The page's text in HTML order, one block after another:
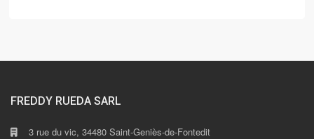
FREDDY RUEDA SARL
3 rue du vic, 34480 Saint-Geniès-de-Fontedit